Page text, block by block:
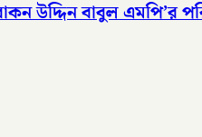
উদ্দিন বাবুল এমপি’র